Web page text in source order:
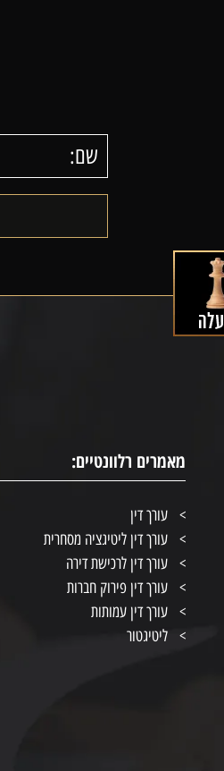
מאמרים רלוונטיים:
עורך דין
עורך דין ליטיגציה מסחרית
עורך דין לרכישת דירה
עורך דין פירוק חברות
עורך דין עמותות
ליטיגטור